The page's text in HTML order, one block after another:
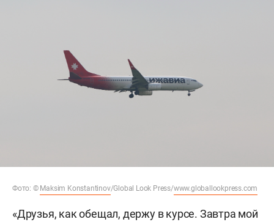
Фото: © Maksim Konstantinov/Global Look Press/www.globallookpress.com
«Друзья, как обещал, держу в курсе. Завтра мой